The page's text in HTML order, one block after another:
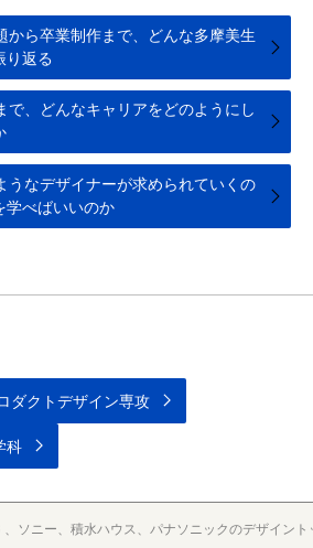
ら卒業制作まで、どんな多摩美生
り返る
、どんなキャリアをどのようにし
なデザイナーが求められていくの
学べばいいのか
ダクトデザイン専攻
科
、ソニー、積水ハウス、パナソニックのデザイン